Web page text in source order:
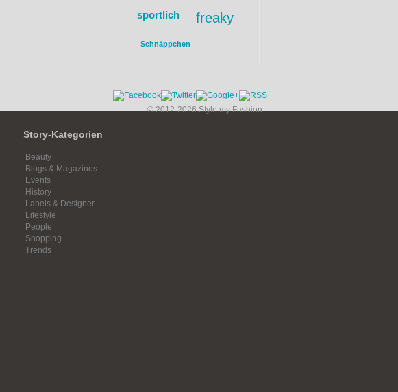
sportlich freaky
Schnäppchen
© 2012-2026 Style my Fashion
Story-Kategorien
Beauty
Blogs & Magazines
Events
History
Labels & Designer
Lifestyle
People
Shopping
Trends